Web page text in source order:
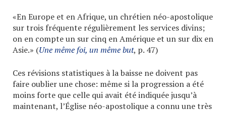
«En Europe et en Afrique, un chrétien néo-apostolique
sur trois fréquente régulièrement les services divins;
on en compte un sur cinq en Amérique et un sur dix en
Asie.» (Une même foi, un même but, p. 47)
Ces révisions statistiques à la baisse ne doivent pas
faire oublier une chose: même si la progression a été
moins forte que celle qui avait été indiquée jusqu’à
maintenant, l’Église néo-apostolique a connu une très